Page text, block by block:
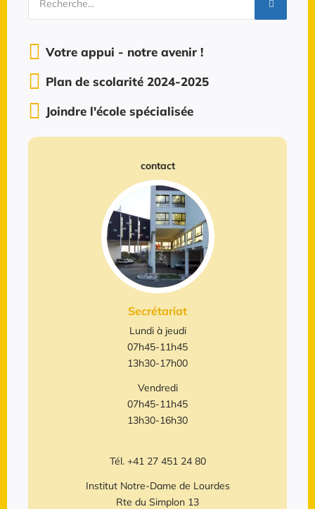
Votre appui - notre avenir !
Plan de scolarité 2024-2025
Joindre l'école spécialisée
contact
Secrétariat
Lundi à jeudi
07h45-11h45
13h30-17h00
Vendredi
07h45-11h45
13h30-16h30
Tél. +41 27 451 24 80
Institut Notre-Dame de Lourdes
Rte du Simplon 13